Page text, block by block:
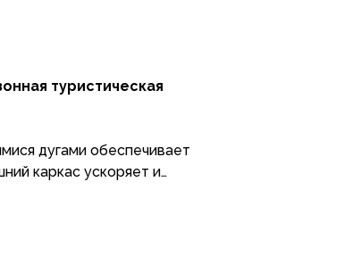
туристическая
дугами обеспечивает
каркас ускоряет и
ветра.
активного туризма.